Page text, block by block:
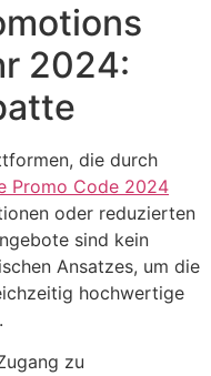
2024:
die durch
Promo Code 2024
oder reduzierten
sind kein
Ansatzes, um die
hochwertige
zu